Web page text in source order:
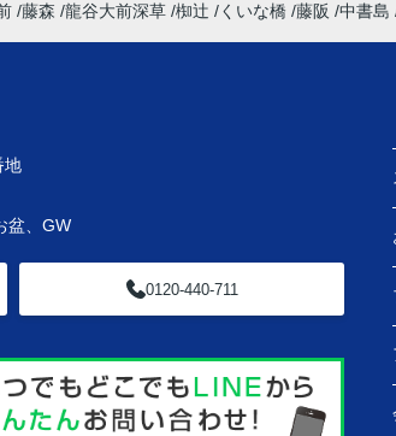
藤森 龍谷大前深草 椥辻 くいな橋 藤阪 中書島
地
盆、GW
0120-440-711